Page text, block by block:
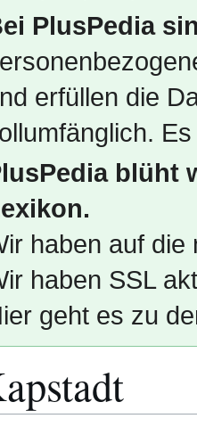
PlusPedia
erfüllen die
blüht
haben auf die
haben SSL
geht es zu